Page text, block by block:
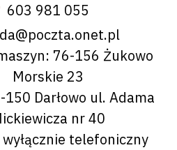
603 981 055
76-156 Żukowo
Morskie 23
Darłowo ul. Adama
nr 40
telefoniczny